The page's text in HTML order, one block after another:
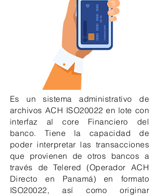
Es un sistema administrativo de
archivos ACH ISO20022 en lote con
interfaz al core Financiero del
banco. Tiene la capacidad de
poder interpretar las transacciones
que provienen de otros bancos a
través de Telered (Operador ACH
Directo en Panamá) en formato
ISO20022, así como originar